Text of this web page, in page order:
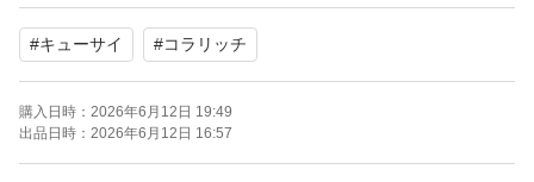
【容量】120g
【商品の状態】未使用
【カラー】ホワイト系
★ゆうパケットにてopp袋に入れて発送いたします。サイ
#キューサイ #コラリッチ
購入日時： 2026年6月12日 19:49
出品日時： 2026年6月12日 16:57